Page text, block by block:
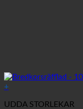
+
UDDA STORLEKAR